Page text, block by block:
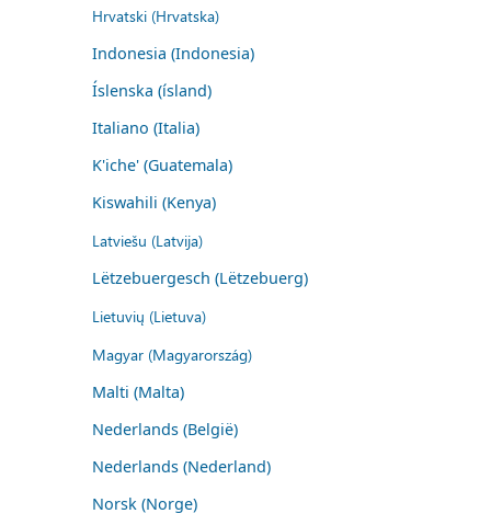
Hrvatski (Hrvatska)
Indonesia (Indonesia)
Íslenska (ísland)
Italiano (Italia)
K'iche' (Guatemala)
Kiswahili (Kenya)
Latviešu (Latvija)
Lëtzebuergesch (Lëtzebuerg)
Lietuvių (Lietuva)
Magyar (Magyarország)
Malti (Malta)
Nederlands (België)
Nederlands (Nederland)
Norsk (Norge)